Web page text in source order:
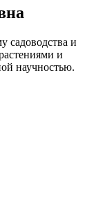
садоводства и
и
научностью.